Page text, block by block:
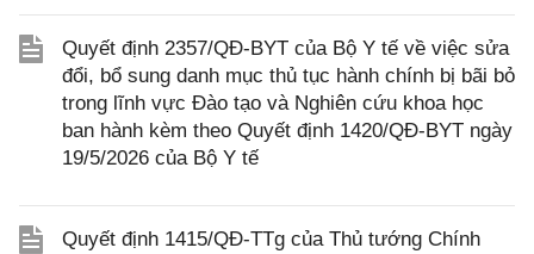
Quyết định 2357/QĐ-BYT của Bộ Y tế về việc sửa
đổi, bổ sung danh mục thủ tục hành chính bị bãi bỏ
trong lĩnh vực Đào tạo và Nghiên cứu khoa học
ban hành kèm theo Quyết định 1420/QĐ-BYT ngày
19/5/2026 của Bộ Y tế
Quyết định 1415/QĐ-TTg của Thủ tướng Chính